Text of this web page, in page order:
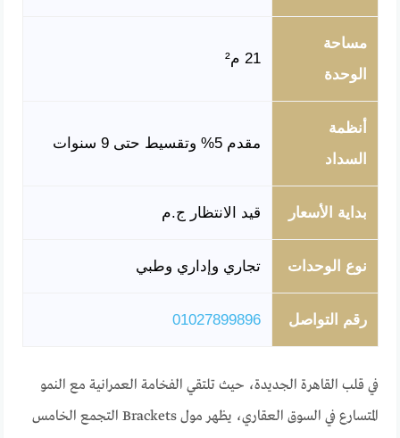
مساحة
الوحدة
21 م²
أنظمة
السداد
مقدم 5% وتقسيط حتى 9 سنوات
بداية الأسعار قيد الانتظار ج.م
نوع الوحدات تجاري وإداري وطبي
رقم التواصل 01027899896
في قلب القاهرة الجديدة، حيث تلتقي الفخامة العمرانية مع النمو
المتسارع في السوق العقاري، يظهر مول Brackets التجمع الخامس